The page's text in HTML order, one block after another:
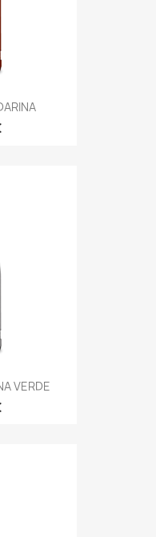
VERDE